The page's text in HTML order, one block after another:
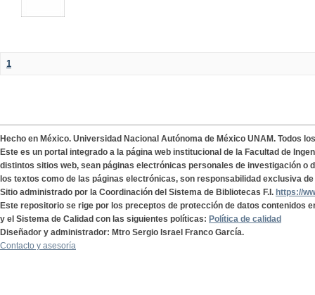
1
Hecho en México. Universidad Nacional Autónoma de México UNAM. Todos
Este es un portal integrado a la página web institucional de la Facultad de
distintos sitios web, sean páginas electrónicas personales de investigación o
los textos como de las páginas electrónicas, son responsabilidad exclusiva
Sitio administrado por la Coordinación del Sistema de Bibliotecas F.I. https://
Este repositorio se rige por los preceptos de protección de datos contenidos
y el Sistema de Calidad con las siguientes políticas: Política de calidad
Diseñador y administrador: Mtro Sergio Israel Franco García.
Contacto y asesoría